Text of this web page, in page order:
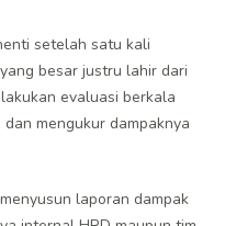
setelah satu kali
besar justru lahir dari
evaluasi berkala
mengukur dampaknya
laporan dampak